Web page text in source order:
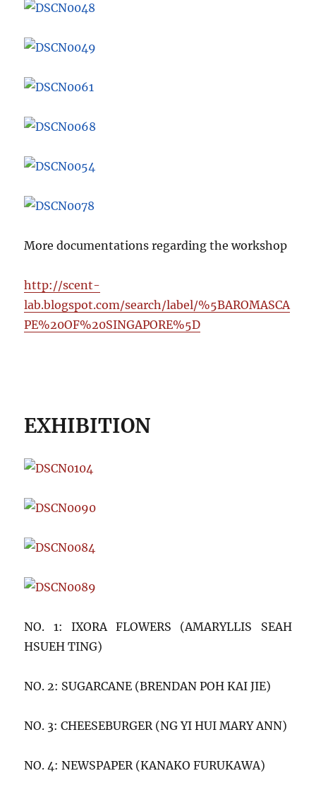
More documentations regarding the workshop
http://scent-
lab.blogspot.com/search/label/%5BAROMASCA
PE%20OF%20SINGAPORE%5D
EXHIBITION
NO. 1: IXORA FLOWERS (AMARYLLIS SEAH
HSUEH TING)
NO. 2: SUGARCANE (BRENDAN POH KAI JIE)
NO. 3: CHEESEBURGER (NG YI HUI MARY ANN)
NO. 4: NEWSPAPER (KANAKO FURUKAWA)